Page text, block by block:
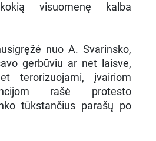
visuomenę kalba
nuo A. Svarinsko,
gerbūviu ar net laisve,
terorizuojami, įvairiom
rašė protesto
tūkstančius parašų po